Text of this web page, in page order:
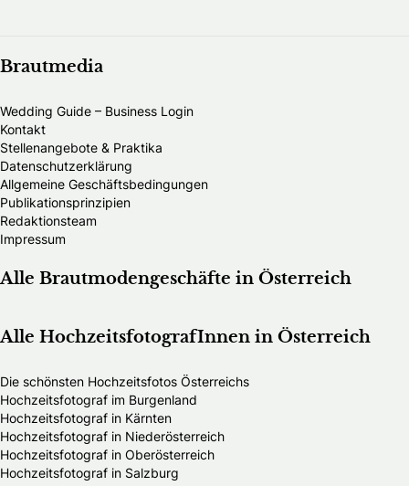
Brautmedia
Wedding Guide – Business Login
Kontakt
Stellenangebote & Praktika
Datenschutzerklärung
Allgemeine Geschäftsbedingungen
Publikationsprinzipien
Redaktionsteam
Impressum
Alle Brautmodengeschäfte in Österreich
Alle HochzeitsfotografInnen in Österreich
Die schönsten Hochzeitsfotos Österreichs
Hochzeitsfotograf im Burgenland
Hochzeitsfotograf in Kärnten
Hochzeitsfotograf in Niederösterreich
Hochzeitsfotograf in Oberösterreich
Hochzeitsfotograf in Salzburg